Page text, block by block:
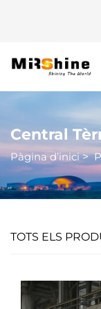
Central
Pàgina d’inici>
TOTS ELS